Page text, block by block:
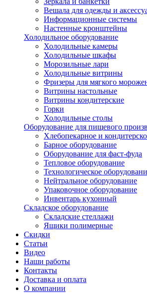
Вешала для одежды и
Информационные системы
Настенные кронштейны
Холодильное оборудование
Холодильные камеры
Холодильные шкафы
Морозильные лари
Холодильные витрины
Фризеры для мягкого
Витрины настольные
Витрины кондитерские
Горки
Холодильные столы
Оборудование для пищевого
Хлебопекарное и
Барное оборудование
Оборудование для фаст-фуда
Тепловое оборудование
Технологическое
Нейтральное оборудование
Упаковочное оборудование
Инвентарь кухонный
Складское оборудование
Складские стеллажи
Ящики полимерные
Скидки
Статьи
Видео
Наши работы
Контакты
Доставка и оплата
О компании